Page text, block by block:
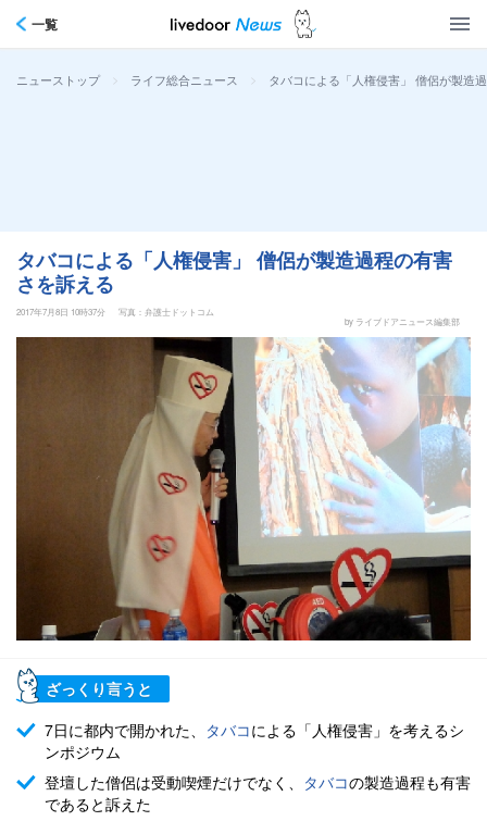
一覧
ニューストップ > ライフ総合ニュース > タバコによる「人権侵害」 僧侶が製造
タバコによる「人権侵害」 僧侶が製造過程の有害
さを訴える
2017年7月8日 10時37分
写真：弁護士ドットコム
by ライブドアニュース編集部
ざっくり言うと
7日に都内で開かれた、 タバコによる「人権侵害」を考えるシ
ンポジウム
登壇した僧侶は受動喫煙だけでなく、 タバコの製造過程も有害
であると訴えた